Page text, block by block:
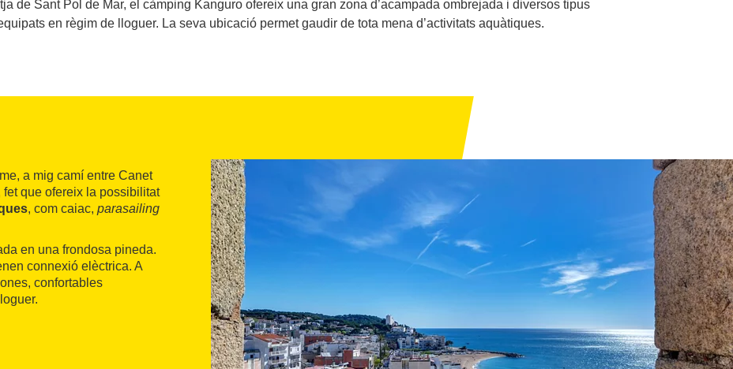
de Sant Pol de Mar, el càmping Kanguro ofereix una gran zona d’acampada ombrejada i diversos tipus
en règim de lloguer. La seva ubicació permet gaudir de tota mena d’activitats aquàtiques.
a mig camí entre Canet
que ofereix la possibilitat
, com caiac, parasailing
en una frondosa pineda.
connexió elèctrica. A
confortables